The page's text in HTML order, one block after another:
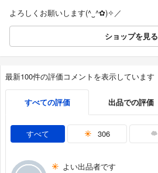
よろしくお願いします(⁠^⁠‿⁠^⁠✿⁠)✧⁠／
ショップを見る
最新100件の評価コメントを表示しています
すべての評価 出品での評価
すべて 306
よい出品者です